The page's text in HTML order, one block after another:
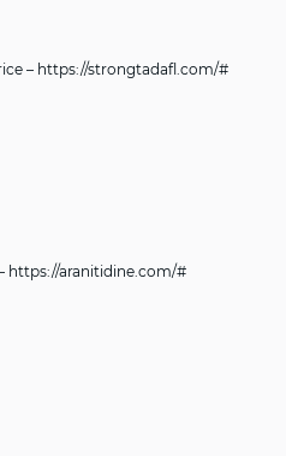
– https://strongtadafl.com/#
https://aranitidine.com/#